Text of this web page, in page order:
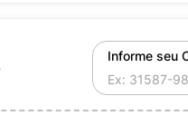
Informe seu